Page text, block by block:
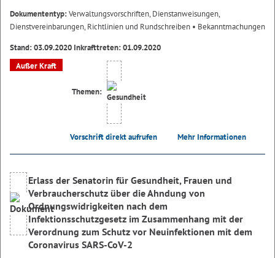
Dokumententyp:Verwaltungsvorschriften, Dienstanweisungen,
Dienstvereinbarungen, Richtlinien und Rundschreiben • Bekanntmachungen
Stand: 03.09.2020 Inkrafttreten: 01.09.2020
Außer Kraft
Themen:
Vorschrift direkt aufrufen Mehr Informationen
Erlass der Senatorin für Gesundheit, Frauen und
Verbraucherschutz über die Ahndung von
Ordnungswidrigkeiten nach dem
Infektionsschutzgesetz im Zusammenhang mit der
Verordnung zum Schutz vor Neuinfektionen mit dem
Coronavirus SARS-CoV-2